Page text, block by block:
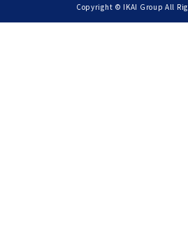
Copyright © IKAI Group All